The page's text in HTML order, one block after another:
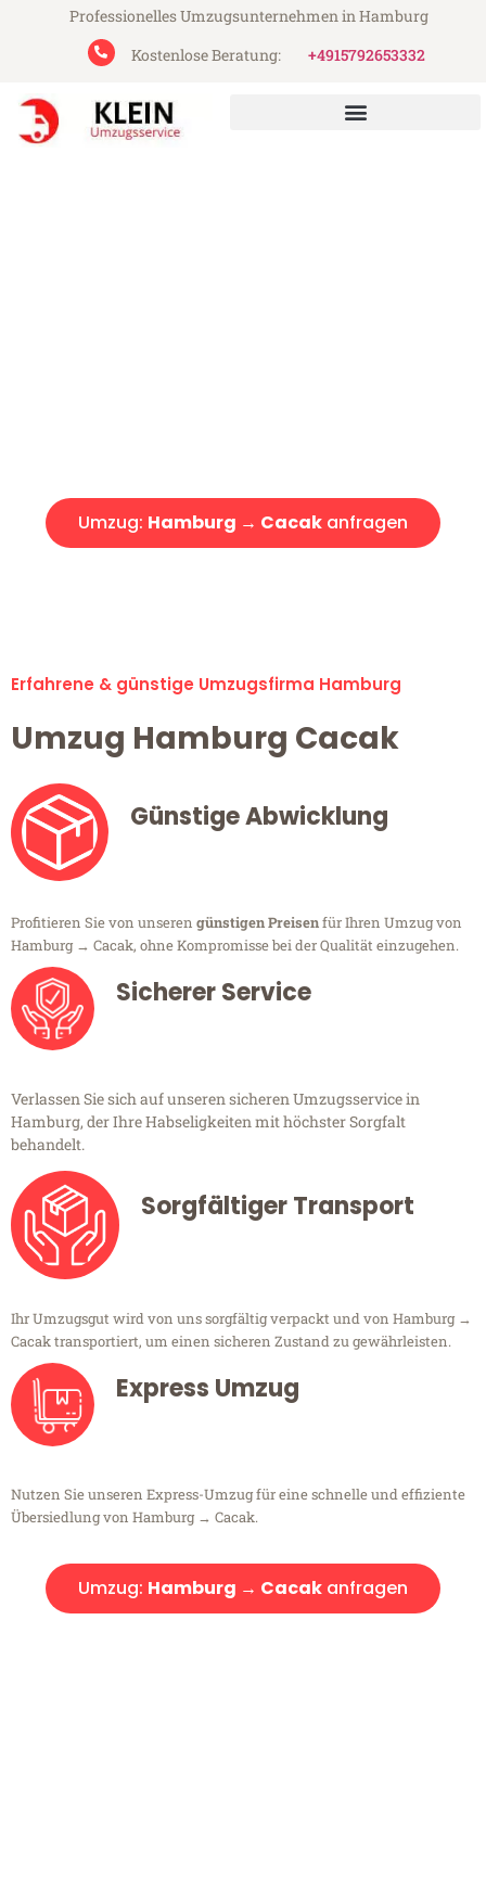
Professionelles Umzugsunternehmen in Hamburg
Kostenlose Beratung:
+4915792653332
Umzug: Hamburg → Cacak anfragen
Erfahrene & günstige Umzugsfirma Hamburg
Umzug Hamburg Cacak
Günstige Abwicklung
Profitieren Sie von unseren günstigen Preisenfür Ihren Umzug von
Hamburg → Cacak, ohne Kompromisse bei der Qualität einzugehen.
Sicherer Service
Verlassen Sie sich auf unseren sicheren Umzugsservice in
Hamburg, der Ihre Habseligkeiten mit höchster Sorgfalt
behandelt.
Sorgfältiger Transport
Ihr Umzugsgut wird von uns sorgfältig verpackt und von Hamburg →
Cacak transportiert, um einen sicheren Zustand zu gewährleisten.
Express Umzug
Nutzen Sie unseren Express-Umzug für eine schnelle und effiziente
Übersiedlung von Hamburg → Cacak.
Umzug: Hamburg → Cacak anfragen